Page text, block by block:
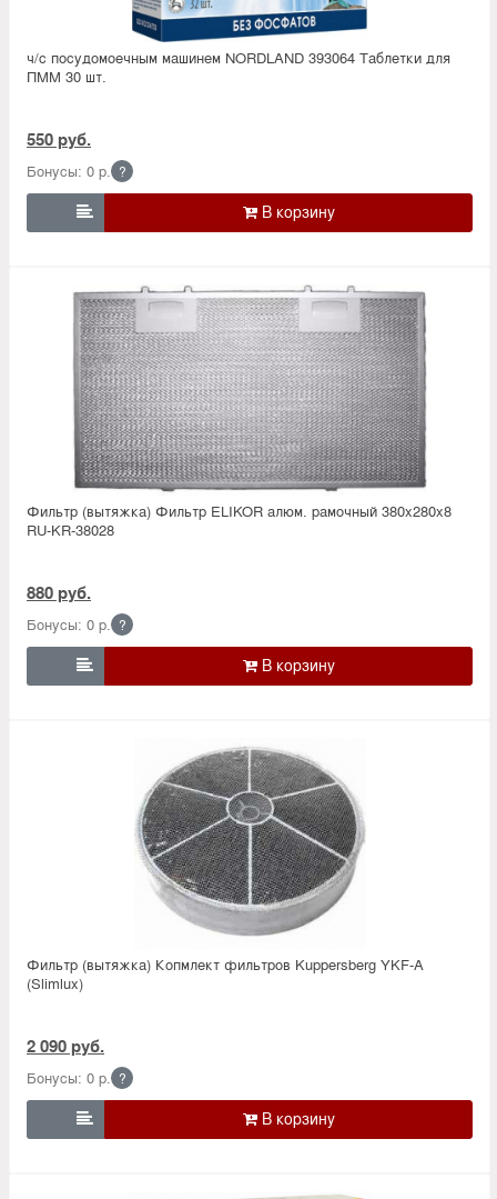
ч/с посудомоечным машинем NORDLAND 393064 Таблетки для
ПММ 30 шт.
550 руб.
Бонусы: 0 р. ?

Фильтр (вытяжка) Фильтр ELIKOR алюм. рамочный 380х280х8
RU-KR-38028
880 руб.
Бонусы: 0 р. ?

Фильтр (вытяжка) Копмлект фильтров Kuppersberg YKF-A
(Slimlux)
2 090 руб.
Бонусы: 0 р. ?
